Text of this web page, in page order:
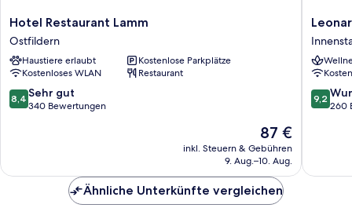
Hotel
Restaurant
Lamm
Ostfildern
Hotel Restaurant Lamm
Ostfildern
Haustiere erlaubt
Kostenlose Parkplätze
Kostenloses WLAN
Restaurant
8.4
von
Bewertungen
8,4 Sehr gut
340 Bewertungen
Der
Preis
beträgt
87 €
inkl. Steuern & Gebühren
9. Aug.–10. Aug.
Hotel
9.2
von
9,2
260
Ähnliche Unterkünfte vergleichen